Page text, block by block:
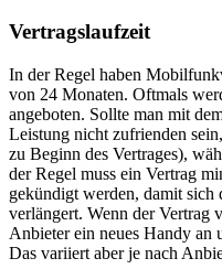
Vertragslaufzeit
In der Regel haben
von 24 Monaten. Oftmals
angeboten. Sollte man mit
Leistung nicht zufrienden
zu Beginn des Vertrages),
der Regel muss ein Vertrag
gekündigt werden, damit sich
verlängert. Wenn der Vertrag
Anbieter ein neues Handy an
Das variiert aber je nach